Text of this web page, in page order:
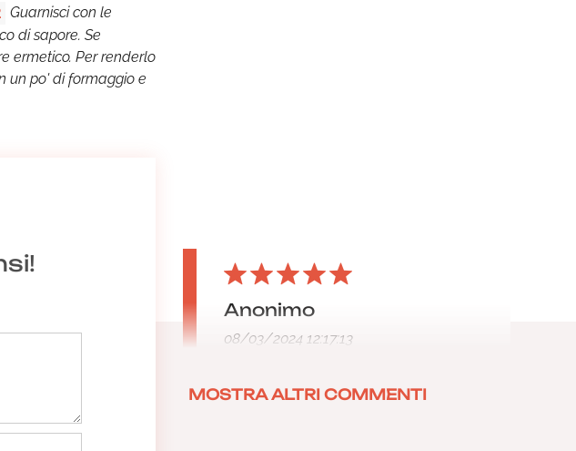
Guarnisci con le
di sapore. Se
ermetico. Per renderlo
un po' di formaggio e
Anonimo
08/03/2024 12:17:13
MOSTRA ALTRI COMMENTI